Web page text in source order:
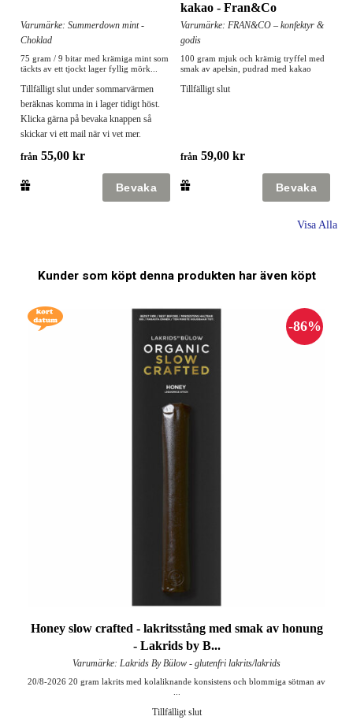
Varumärke: Summerdown mint -
Choklad
75 gram / 9 bitar med krämiga mint som
täckts av ett tjockt lager fyllig mörk...
Tillfälligt slut under sommarvärmen
beräknas komma in i lager tidigt höst.
Klicka gärna på bevaka knappen så
skickar vi ett mail när vi vet mer.
från 55,00 kr
kakao - Fran&Co
Varumärke: FRAN&CO – konfektyr &
godis
100 gram mjuk och krämig tryffel med
smak av apelsin, pudrad med kakao
Tillfälligt slut
från 59,00 kr
Visa Alla
Kunder som köpt denna produkten har även köpt
Honey slow crafted - lakritsstång med smak av honung
- Lakrids by B...
Varumärke: Lakrids By Bülow - glutenfri lakrits/lakrids
20/8-2026 20 gram lakrits med kolaliknande konsistens och blommiga sötman av
Tillfälligt slut